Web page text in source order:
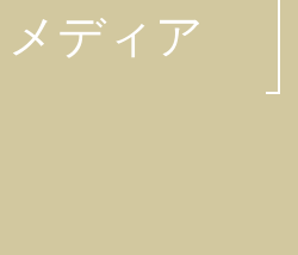
メディア